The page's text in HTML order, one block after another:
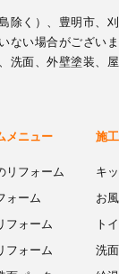
除く）、豊明市、
ない場合がござい
洗面、外壁塗装、
メニュー
リフォーム
ォーム
フォーム
フォーム
施
キ
お
ト
洗面